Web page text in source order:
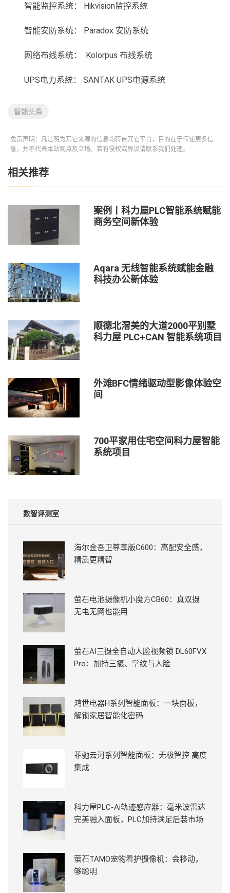
智能监控系统： Hikvision监控系统
智能安防系统： Paradox 安防系统
网络布线系统： Kolorpus 布线系统
UPS电力系统： SANTAK UPS电源系统
智能头条
免责声明：凡注明为其它来源的信息均转自其它平台，目的在于传递更多信
息，并不代表本站观点及立场。若有侵权或异议请联系我们处理。
相关推荐
案例丨科力屋PLC智能系统赋能
商务空间新体验
Aqara 无线智能系统赋能金融
科技办公新体验
顺德北滘美的大道2000平别墅
科力屋 PLC+CAN 智能系统项目
外滩BFC情绪驱动型影像体验空
间
700平家用住宅空间科力屋智能
系统项目
数智评测室
海尔金吾卫尊享版C600：高配安全感，
精质更精智
萤石电池摄像机小魔方CB60：真双摄
无电无网也能用
萤石AI三摄全自动人脸视频锁 DL60FVX
Pro：加持三摄、掌纹与人脸
鸿世电器H系列智能面板：一块面板，
解锁家居智能化密码
菲驰云河系列智能面板：无极智控 高度
集成
科力屋PLC-Ai轨迹感应器：毫米波雷达
完美融入面板，PLC加持满足后装市场
萤石TAMO宠物看护摄像机：会移动，
够聪明